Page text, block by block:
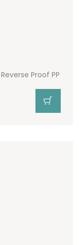
Proof PP